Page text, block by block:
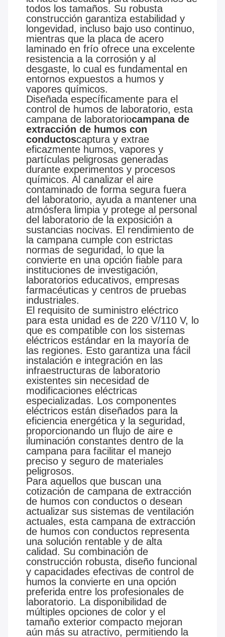
todos los tamaños. Su robusta
construcción garantiza estabilidad y
longevidad, incluso bajo uso continuo,
mientras que la placa de acero
laminado en frío ofrece una excelente
resistencia a la corrosión y al
desgaste, lo cual es fundamental en
entornos expuestos a humos y
vapores químicos.
Diseñada específicamente para el
control de humos de laboratorio, esta
campana de laboratoriocampana de
extracción de humos con
conductoscaptura y extrae
eficazmente humos, vapores y
partículas peligrosas generadas
durante experimentos y procesos
químicos. Al canalizar el aire
contaminado de forma segura fuera
del laboratorio, ayuda a mantener una
atmósfera limpia y protege al personal
del laboratorio de la exposición a
sustancias nocivas. El rendimiento de
la campana cumple con estrictas
normas de seguridad, lo que la
convierte en una opción fiable para
instituciones de investigación,
laboratorios educativos, empresas
farmacéuticas y centros de pruebas
industriales.
El requisito de suministro eléctrico
para esta unidad es de 220 V/110 V, lo
que es compatible con los sistemas
eléctricos estándar en la mayoría de
las regiones. Esto garantiza una fácil
instalación e integración en las
infraestructuras de laboratorio
existentes sin necesidad de
modificaciones eléctricas
especializadas. Los componentes
eléctricos están diseñados para la
eficiencia energética y la seguridad,
proporcionando un flujo de aire e
iluminación constantes dentro de la
campana para facilitar el manejo
preciso y seguro de materiales
peligrosos.
Para aquellos que buscan una
cotización de campana de extracción
de humos con conductos o desean
actualizar sus sistemas de ventilación
actuales, esta campana de extracción
de humos con conductos representa
una solución rentable y de alta
calidad. Su combinación de
construcción robusta, diseño funcional
y capacidades efectivas de control de
humos la convierte en una opción
preferida entre los profesionales de
laboratorio. La disponibilidad de
múltiples opciones de color y el
tamaño exterior compacto mejoran
aún más su atractivo, permitiendo la